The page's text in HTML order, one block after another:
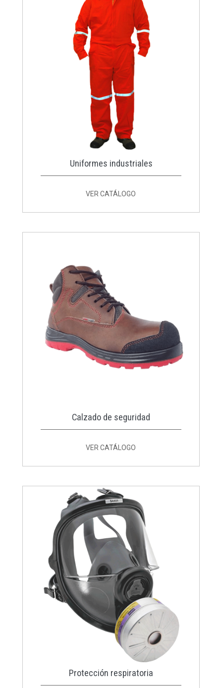
Uniformes industriales
VER CATÁLOGO
Calzado de seguridad
VER CATÁLOGO
Protección respiratoria